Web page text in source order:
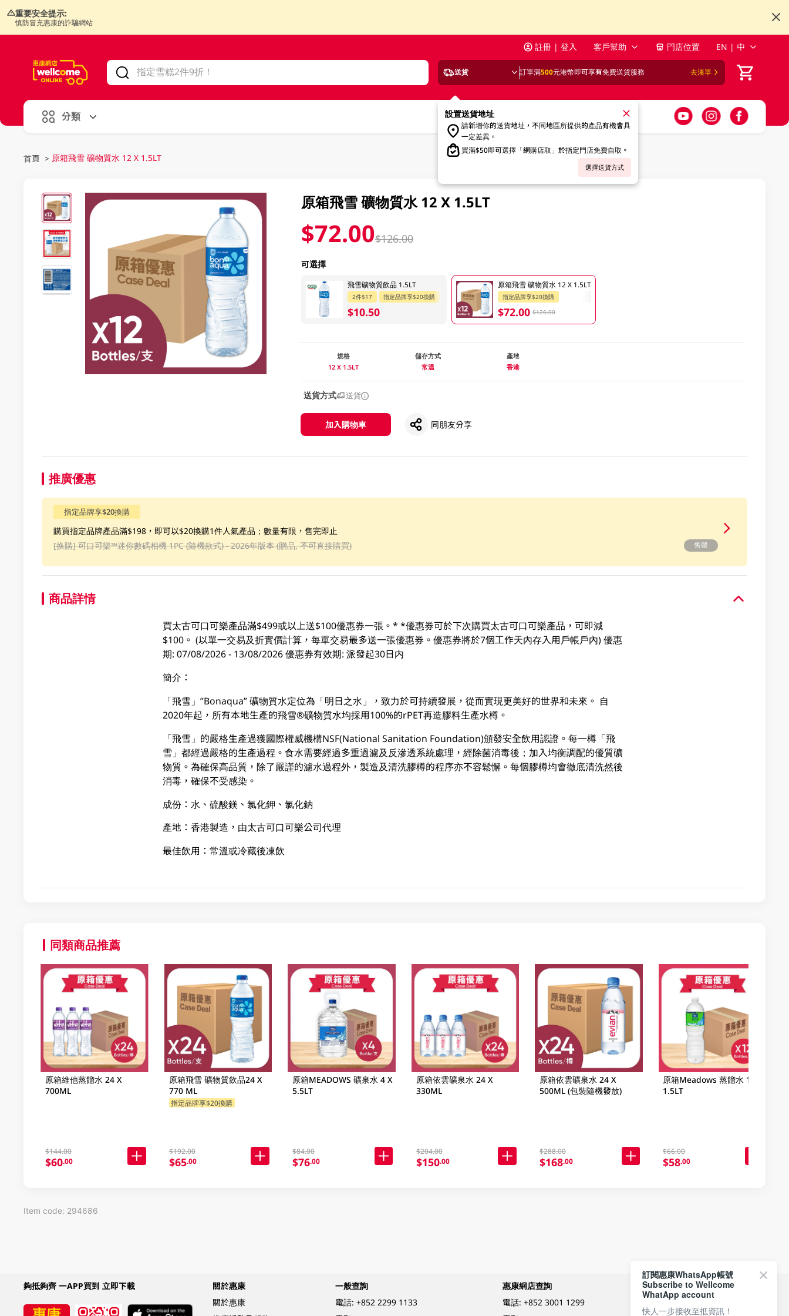
重要安全提示:
慎防冒充惠康的詐騙網站
註冊 | 登入 客戶幫助 門店位置 EN | 中
送貨 訂單滿500元港幣即可享有免費送貨服務 去湊單
設置送貨地址
請新增你的送貨地址，不同地區所提供的產品有機會具
一定差異。
買滿$50即可選擇「網購店取」於指定門店免費自取。
選擇送貨方式
分類
首頁 > 原箱飛雪 礦物質水 12 X 1.5LT
原箱飛雪 礦物質水 12 X 1.5LT
$72.00$126.00
可選擇
飛雪礦物質飲品 1.5LT
2件$17 指定品牌享$20換購
$10.50
原箱飛雪 礦物質水 12 X 1.5LT
指定品牌享$20換購
$72.00 $126.00
規格
12 X 1.5LT
儲存方式
常溫
產地
香港
送貨方式 送貨
加入購物車 同朋友分享
推廣優惠
指定品牌享$20換購
購買指定品牌產品滿$198，即可以$20換購1件人氣產品；數量有限，售完即止
[换購] 可口可樂™️迷你數碼相機 1PC (隨機款式) - 2026年版本 (贈品, 不可直接購買) 售罄
商品詳情
買太古可口可樂產品滿$499或以上送$100優惠券一張。* *優惠券可於下次購買太古可口可樂產品，可即減
$100。 (以單一交易及折實價計算，每單交易最多送一張優惠券。優惠券將於7個工作天內存入用戶帳戶內) 優惠
期: 07/08/2026 - 13/08/2026 優惠券有效期: 派發起30日内
簡介：
「飛雪」”Bonaqua” 礦物質水定位為「明日之水」，致力於可持續發展，從而實現更美好的世界和未來。 自
2020年起，所有本地生產的飛雪®礦物質水均採用100%的rPET再造膠料生產水樽。
「飛雪」的嚴格生產過獲國際權威機構NSF(National Sanitation Foundation)頒發安全飲用認證。每一樽「飛
雪」都經過嚴格的生產過程。食水需要經過多重過濾及反滲透系統處理，經除菌消毒後；加入均衡調配的優質礦
物質。為確保高品質，除了嚴謹的濾水過程外，製造及清洗膠樽的程序亦不容鬆懈。每個膠樽均會徹底清洗然後
消毒，確保不受感染。
成份：水、硫酸鎂、氯化鉀、氯化鈉
產地：香港製造，由太古可口可樂公司代理
最佳飲用：常溫或冷藏後凍飲
同類商品推薦
原箱維他蒸餾水 24 X
700ML
$144.00
$60.00
原箱飛雪 礦物質飲品24 X
770 ML
指定品牌享$20換購
$192.00
$65.00
原箱MEADOWS 礦泉水 4 X
5.5LT
$84.00
$76.00
原箱依雲礦泉水 24 X
330ML
$204.00
$150.00
原箱依雲礦泉水 24 X
500ML (包裝隨機發放)
$288.00
$168.00
原箱Meadows 蒸餾水 12 X
1.5LT
$66.00
$58.00
Item code: 294686
夠抵夠齊 一APP買到 立即下載
關於惠康
關於惠康
一般查詢
電話: +852 2299 1133
惠康網店查詢
電話: +852 3001 1299
付款方式
訂閱惠康WhatsApp帳號
Subscribe to Wellcome
WhatApp account
快人一步接收至抵資訊！